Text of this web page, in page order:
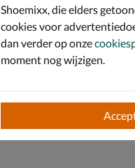
Shoemixx, die elders
cookies voor
dan verder op onze
moment nog wijzigen.